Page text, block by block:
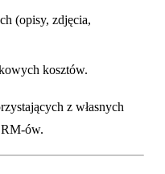
(opisy, zdjęcia,
kosztów.
z własnych
ów.